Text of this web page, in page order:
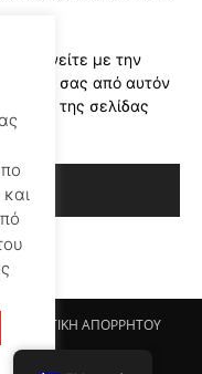
με την
σας από αυτόν
της σελίδας
ΠΟΛΙΤΙΚΗ ΑΠΟΡΡΗΤΟΥ